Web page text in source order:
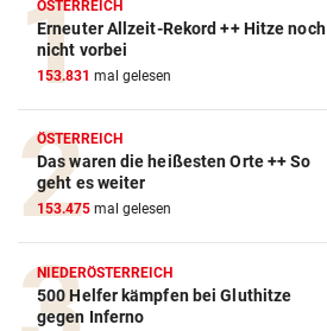
ÖSTERREICH
Erneuter Allzeit-Rekord ++ Hitze noch
nicht vorbei
153.831 mal gelesen
ÖSTERREICH
Das waren die heißesten Orte ++ So
geht es weiter
153.475 mal gelesen
NIEDERÖSTERREICH
500 Helfer kämpfen bei Gluthitze
gegen Inferno